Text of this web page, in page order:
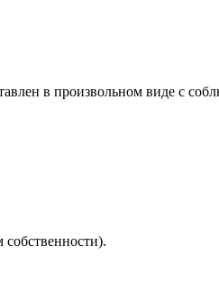
в произвольном виде с